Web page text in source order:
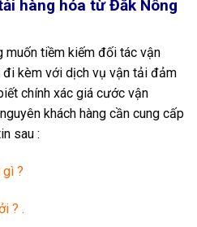
hàng hóa từ Đắk Nông
muốn tiềm kiếm đối tác vận
kèm với dịch vụ vận tải đảm
chính xác giá cước vận
khách hàng cần cung cấp
sau :
gì ?
? .